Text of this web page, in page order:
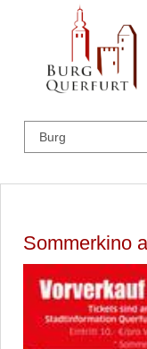
Sommerkino